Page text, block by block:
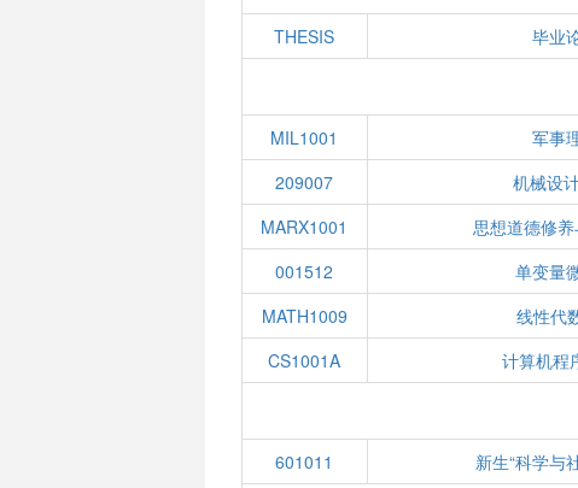
THESIS 毕业
MIL1001 军事
209007
机械设
MARX1001
思想道德修
001512
单变量
MATH1009
线性代
CS1001A
计算机程
601011 新生“科学与